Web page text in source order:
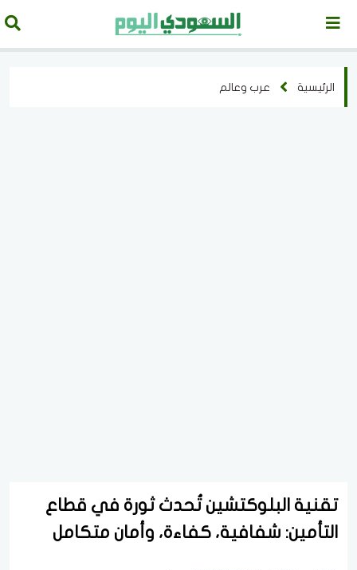
الرئيسية عرب وعالم
تقنية البلوكتشين تُحدث ثورة في قطاع
التأمين: شفافية، كفاءة، وأمان متكامل